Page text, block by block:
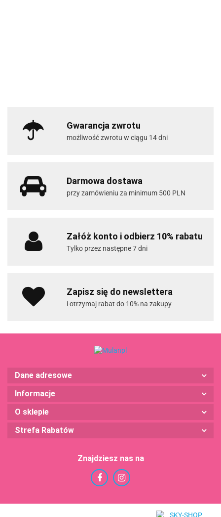
Gwarancja zwrotu
możliwość zwrotu w ciągu 14 dni
Darmowa dostawa
przy zamówieniu za minimum 500 PLN
Załóż konto i odbierz 10% rabatu
Tylko przez następne 7 dni
Zapisz się do newslettera
i otrzymaj rabat do 10% na zakupy
Dane adresowe
Informacje
O sklepie
Strefa Rabatów
Znajdziesz nas na